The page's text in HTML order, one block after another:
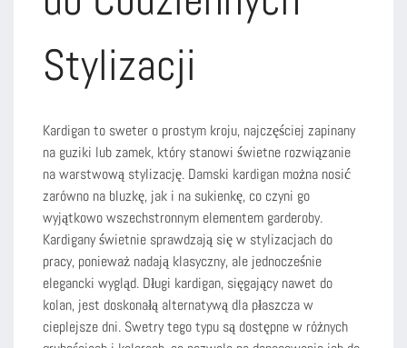
Stylizacji
Kardigan to sweter o prostym kroju, najczęściej zapinany
na guziki lub zamek, który stanowi świetne rozwiązanie
na warstwową stylizację. Damski kardigan można nosić
zarówno na bluzkę, jak i na sukienkę, co czyni go
wyjątkowo wszechstronnym elementem garderoby.
Kardigany świetnie sprawdzają się w stylizacjach do
pracy, ponieważ nadają klasyczny, ale jednocześnie
elegancki wygląd. Długi kardigan, sięgający nawet do
kolan, jest doskonałą alternatywą dla płaszcza w
cieplejsze dni. Swetry tego typu są dostępne w różnych